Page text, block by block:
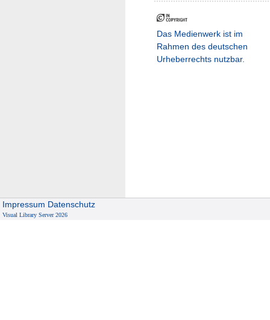
Das Medienwerk ist im
Rahmen des deutschen
Urheberrechts nutzbar.
Impressum Datenschutz
Visual Library Server 2026